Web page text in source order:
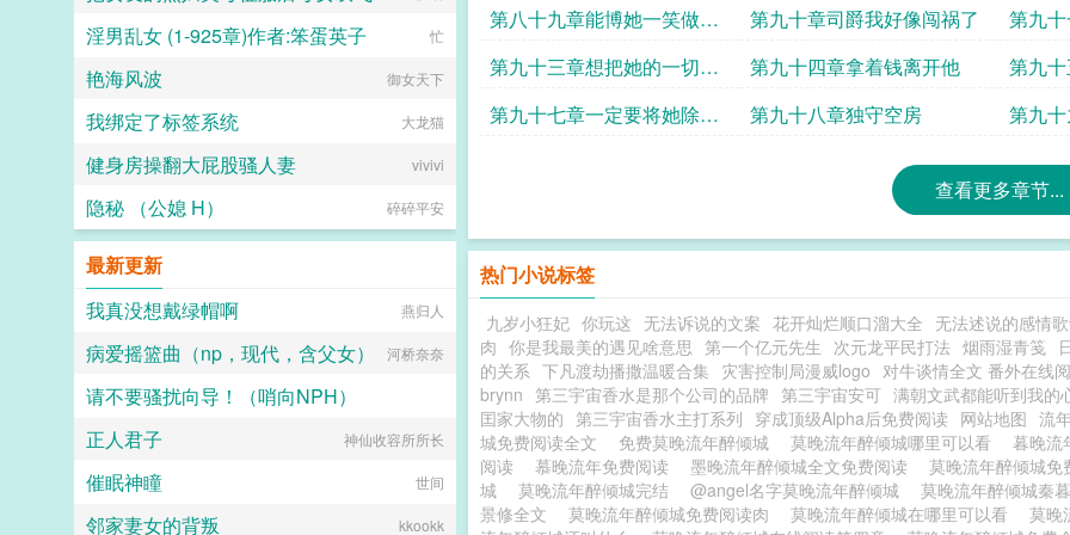
第八十九章能博她一笑做什
么都值
第九十章司爵我好像闯祸了
第九
了
第九十三章想把她的一切据
为己有
第九十四章拿着钱离开他
第九
第九十七章一定要将她除去
第九十八章独守空房 第九
查看更多章节...
热门小说标签
九岁小狂妃 你玩这 无法诉说的文案 花开灿烂顺口溜大全 无法述说的感情
肉 你是我最美的遇见啥意思 第一个亿元先生 次元龙平民打法 烟雨湿青笺
的关系 下凡渡劫播撒温暖合集 灾害控制局漫威logo 对牛谈情全文 番外在线
brynn 第三宇宙香水是那个公司的品牌 第三宇宙安可 满朝文武都能听到我的
囯家大物的 第三宇宙香水主打系列 穿成顶级Alpha后免费阅读 网站地图 流
城免费阅读全文
免费莫晚流年醉倾城 莫晚流年醉倾城哪里可以看
暮晚
阅读
慕晚流年免费阅读 墨晚流年醉倾城全文免费阅读
莫晚流年醉倾城
城
莫晚流年醉倾城完结 @angel名字莫晚流年醉倾城
莫晚流年醉倾城秦
景修全文
莫晚流年醉倾城免费阅读肉 莫晚流年醉倾城在哪里可以看
莫晚
淫男乱女 (1-925章)作者:笨蛋英子 忙
艳海风波 御女天下
我绑定了标签系统 大龙猫
健身房操翻大屁股骚人妻 vivivi
隐秘 （公媳 H） 碎碎平安
最新更新
我真没想戴绿帽啊
燕归人
病爱摇篮曲（np，现代，含父女） 河桥奈奈
请不要骚扰向导！（哨向NPH）
我命由我不由天！
正人君子 神仙收容所所长
催眠神瞳 世间
邻家妻女的背叛 kkookk